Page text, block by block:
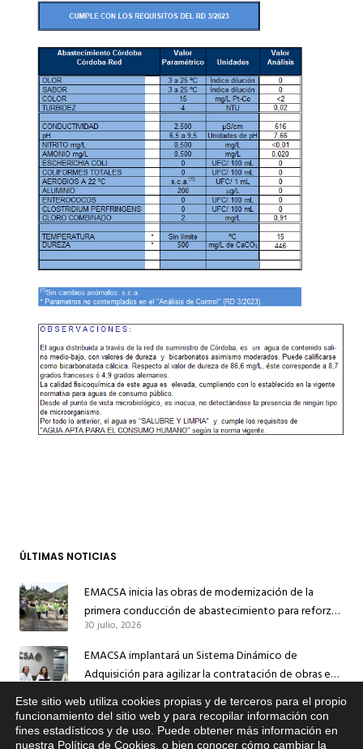
ÚLTIMAS NOTICIAS
EMACSA inicia las obras de modernización de la
primera conducción de abastecimiento para reforzar
el suministro de agua de Córdoba
30 julio, 2026
EMACSA implantará un Sistema Dinámico de
Adquisición para agilizar la contratación de obras en
sus redes e instalaciones
EMACSA inicia hoy las obras de una nueva arteria de
abastecimiento y una red de agua no potable en
Este sitio web utiliza cookies propias y de terceros para el propio
funcionamiento del sitio web y para recopilar información con
fines estadísticos y de uso. Puede obtener más información en
nuestra Política de Cookies , o bien conocer cómo cambiar la